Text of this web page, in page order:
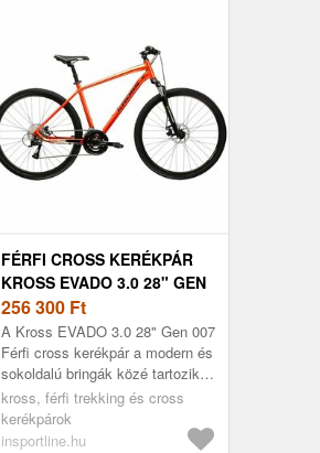
FÉRFI CROSS KERÉKPÁR
KROSS EVADO 3.0 28" GEN
007, WANDA
GUMIABRONCSOK, 16
FOKOZATÚ SHIMANO
VÁLTÓRENDSZER,
SUNTOUR TELESZKÓPOS
VILLA
256 300 Ft
A Kross EVADO 3.0 28" Gen 007
Férfi cross kerékpár a modern és
sokoldalú bringák közé tartozik,
amely a könnyű, speciális
Aluminium Lite váznak és ...
kross, férfi trekking és cross
kerékpárok
insportline.hu